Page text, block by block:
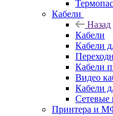
Кабели
Назад
Кабели
Кабели
Кабели
Видео
Кабели
Сетевые
Принтера и